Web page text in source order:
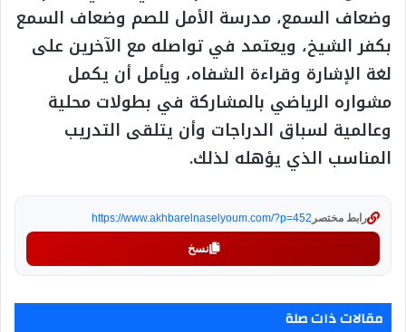
وضعاف السمع، مدرسة الأمل للصم وضعاف السمع
بكفر الشيخ، ويعتمد في تواصله مع الآخرين على
لغة الإشارة وقراءة الشفاه، ويأمل أن يكمل
مشواره الرياضي بالمشاركة في بطولات محلية
وعالمية لسباق الدراجات وأن يتلقى التدريب
المناسب الذي يؤهله لذلك.
رابط مختصر https://www.akhbarelnaselyoum.com/?p=452
نسخ
مقالات ذات صلة